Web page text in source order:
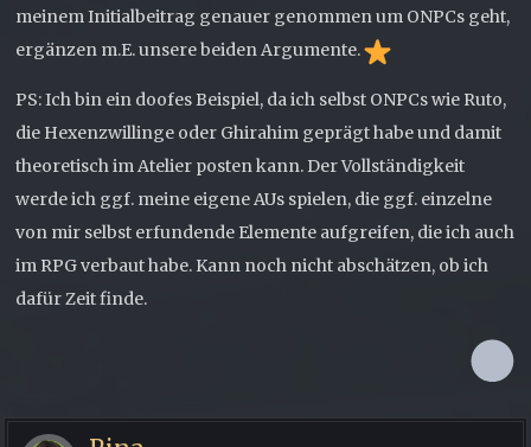
meinem Initialbeitrag genauer genommen um ONPCs geht,
ergänzen m.E. unsere beiden Argumente.
PS: Ich bin ein doofes Beispiel, da ich selbst ONPCs wie Ruto,
die Hexenzwillinge oder Ghirahim geprägt habe und damit
theoretisch im Atelier posten kann. Der Vollständigkeit
werde ich ggf. meine eigene AUs spielen, die ggf. einzelne
von mir selbst erfundende Elemente aufgreifen, die ich auch
im RPG verbaut habe. Kann noch nicht abschätzen, ob ich
dafür Zeit finde.